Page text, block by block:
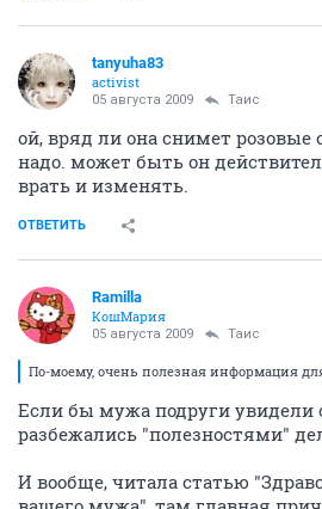
tanyuha83
activist
05 августа 2009 Таис
ой, вряд ли она снимет розовые
надо. может быть он
врать и изменять.
ОТВЕТИТЬ
Ramilla
КошМария
05 августа 2009 Таис
По-моему, очень полезная информация
Если бы мужа подруги увидели
разбежались "полезностями"
И вообще, читала статью